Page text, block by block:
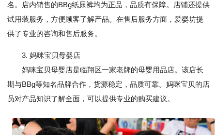
名。店内销售的BBg纸尿裤均为正品，品质有保障。店铺还提供
试用装服务，方便顾客了解产品。在售后服务方面，爱婴坊提
供了专业的咨询和售后服务。
3. 妈咪宝贝母婴店
妈咪宝贝母婴店是临翔区一家老牌的母婴用品店。该店长
期与BBg等知名品牌合作，货源稳定，品质可靠。妈咪宝贝的店
员对产品知识了解全面，可以提供专业的购买建议。